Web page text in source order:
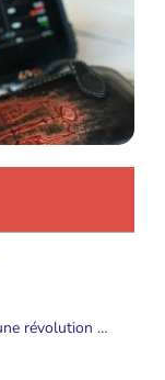
Conclusion: La finance décentralisée, une révolution financière à l’horizon?